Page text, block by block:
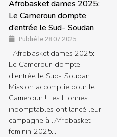
Afrobasket dames 2025:
Le Cameroun dompte
d’entrée le Sud- Soudan
Publié le 28.07.2025
Afrobasket dames 2025:
Le Cameroun dompte
d'entrée le Sud- Soudan
Mission accomplie pour le
Cameroun ! Les Lionnes
indomptables ont lancé leur
campagne à l’Afrobasket
feminin 2025…